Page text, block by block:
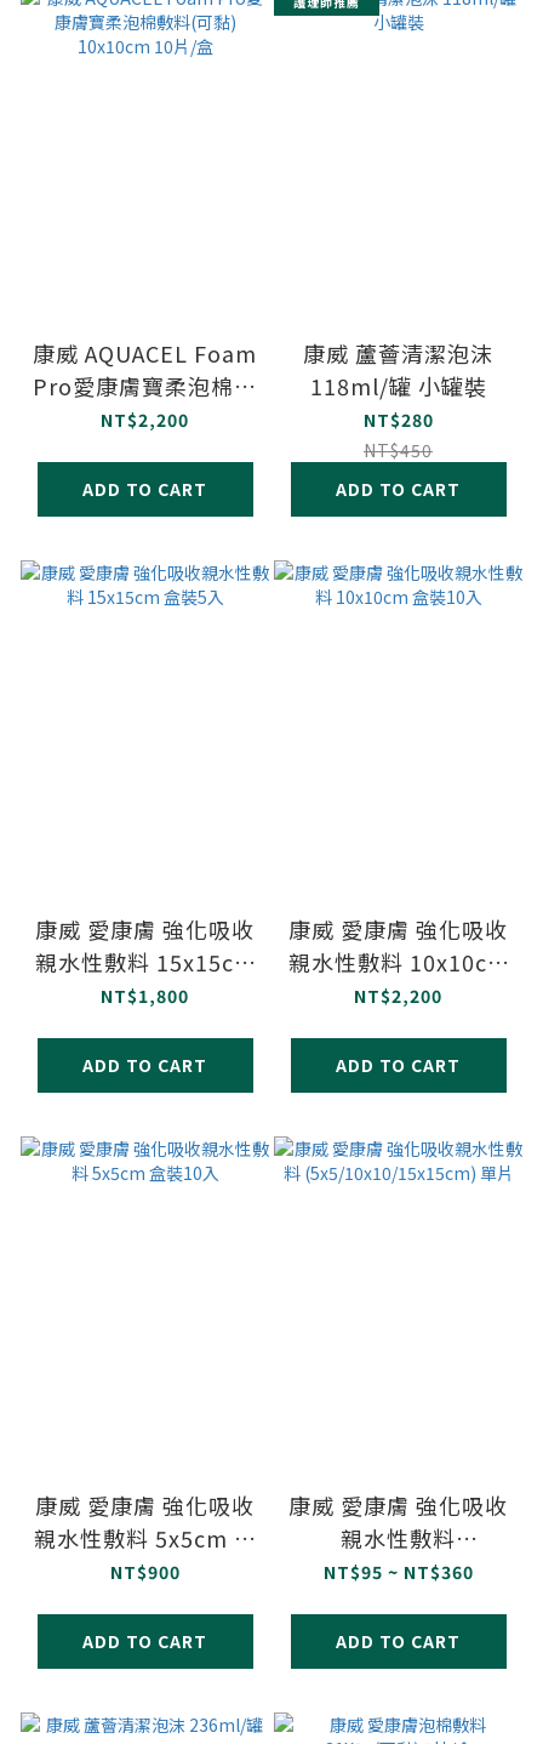
康威 AQUACEL Foam
Pro愛康膚寶柔泡棉敷
料(可黏) 10x10cm 10
NT$2,200
ADD TO CART
康威 蘆薈清潔泡沫
118ml/罐 小罐裝
NT$280
NT$450
ADD TO CART
康威 愛康膚 強化吸收
親水性敷料 15x15cm
盒裝5入
NT$1,800
ADD TO CART
康威 愛康膚 強化吸收
親水性敷料 10x10cm
盒裝10入
NT$2,200
ADD TO CART
康威 愛康膚 強化吸收
親水性敷料 5x5cm 盒
裝10入
NT$900
ADD TO CART
康威 愛康膚 強化吸收
親水性敷料
(5x5/10x10/15x15cm)
NT$95 ~ NT$360
ADD TO CART